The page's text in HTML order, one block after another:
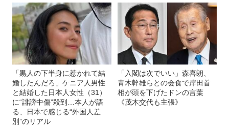
「黒人の下半身に惹かれて結
婚したんだろ」ケニア人男性
と結婚した日本人女性（31）
に“誹謗中傷”殺到…本人が語
る、日本で感じる“外国人差
別”のリアル
「入閣は次でいい」森喜朗、
青木幹雄らとの会食で岸田首
相が頭を下げたドンの言葉
《茂木交代も主張》